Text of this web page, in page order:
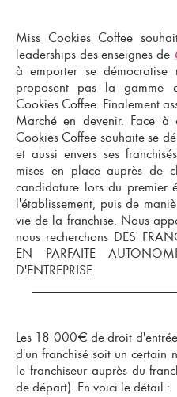
Miss Cookies Coffee
leaderships des enseignes de
à emporter se démocratise
proposent pas la gamme
Cookies Coffee. Finalement
Marché en devenir. Face à
Cookies Coffee souhaite se
et aussi envers ses
mises en place auprès de
candidature lors du premier
l'établissement, puis de
vie de la franchise. Nous
nous recherchons DES
EN PARFAITE
D'ENTREPRISE.
Les 18 000€ de droit d'entrée
d'un franchisé soit un certain
le franchiseur auprès du
de départ). En voici le détail :